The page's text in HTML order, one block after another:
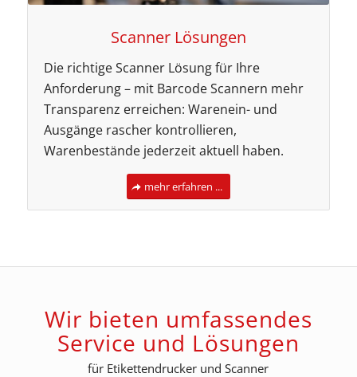
Scanner Lösungen
Die richtige Scanner Lösung für Ihre
Anforderung – mit Barcode Scannern mehr
Transparenz erreichen: Warenein- und
Ausgänge rascher kontrollieren,
Warenbestände jederzeit aktuell haben.
mehr erfahren ...
Wir bieten umfassendes
Service und Lösungen
für Etikettendrucker und Scanner